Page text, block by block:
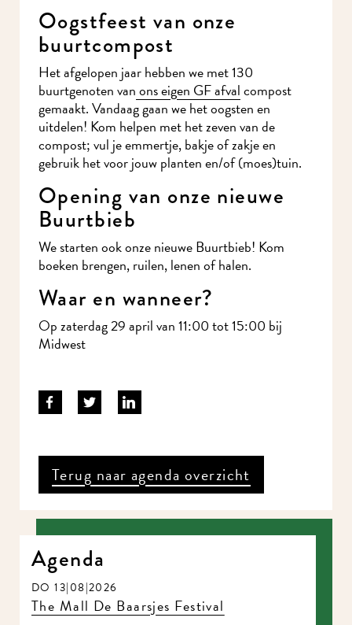
Oogstfeest van onze
buurtcompost
Het afgelopen jaar hebben we met 130
buurtgenoten vanons eigen GF afvalcompost
gemaakt. Vandaag gaan we het oogsten en
uitdelen! Kom helpen met het zeven van de
compost; vul je emmertje, bakje of zakje en
gebruik het voor jouw planten en/of (moes)tuin.
Opening van onze nieuwe
Buurtbieb
We starten ook onze nieuwe Buurtbieb! Kom
boeken brengen, ruilen, lenen of halen.
Waar en wanneer?
Op zaterdag 29 april van 11:00 tot 15:00 bij
Midwest
Terug naar agenda overzicht
Agenda
DO 13|08|2026
The Mall De Baarsjes Festival